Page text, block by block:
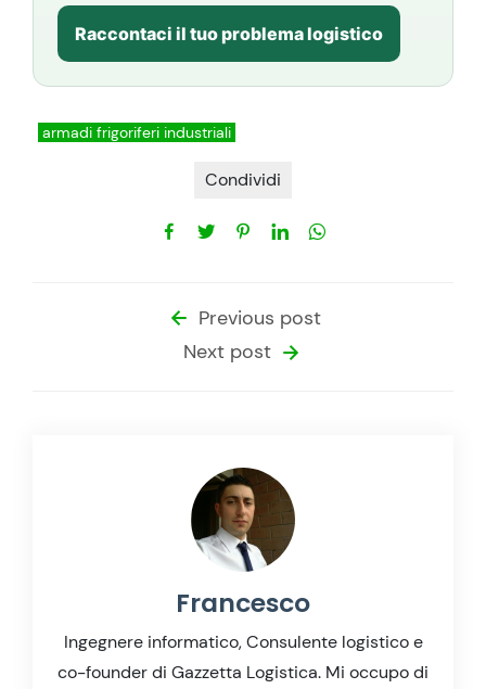
Raccontaci il tuo problema logistico
armadi frigoriferi industriali
Condividi
Previous post
Next post
Francesco
Ingegnere informatico, Consulente logistico e
co-founder di Gazzetta Logistica. Mi occupo di